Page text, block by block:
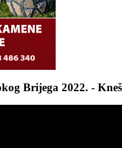
Brijega 2022. -